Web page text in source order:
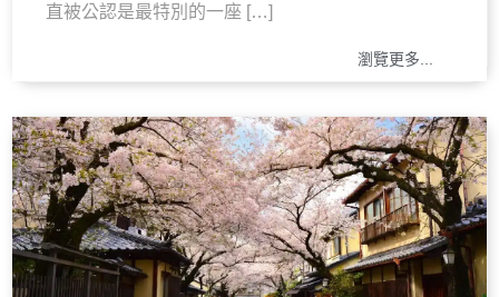
直被公認是最特別的一座 […]
瀏覽更多...